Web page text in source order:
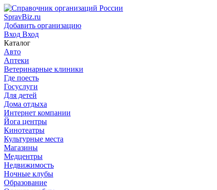
SpravBiz.ru
Добавить организацию
Вход Вход
Каталог
Авто
Аптеки
Ветеринарные клиники
Где поесть
Госуслуги
Для детей
Дома отдыха
Интернет компании
Йога центры
Кинотеатры
Культурные места
Магазины
Медцентры
Недвижимость
Ночные клубы
Образование